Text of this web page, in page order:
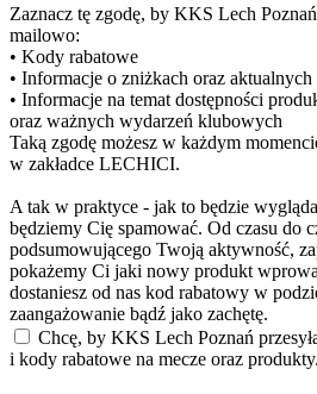
Zaznacz tę zgodę, by KKS Lech
mailowo:
• Kody rabatowe
• Informacje o zniżkach oraz
• Informacje na temat dostępności
oraz ważnych wydarzeń klubowych
Taką zgodę możesz w każdym
w zakładce LECHICI.
A tak w praktyce - jak to będzie
będziemy Cię spamować. Od czasu do
podsumowującego Twoją aktywność,
pokażemy Ci jaki nowy produkt
dostaniesz od nas kod rabatowy w
zaangażowanie bądź jako zachętę.
Chcę, by KKS Lech Poznań
i kody rabatowe na mecze oraz